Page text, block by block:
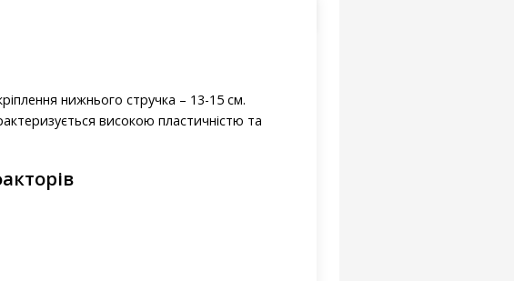
нижнього стручка – 13-15 см.
високою пластичністю та